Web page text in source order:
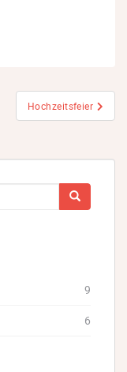
Hochzeitsfeier
9
6